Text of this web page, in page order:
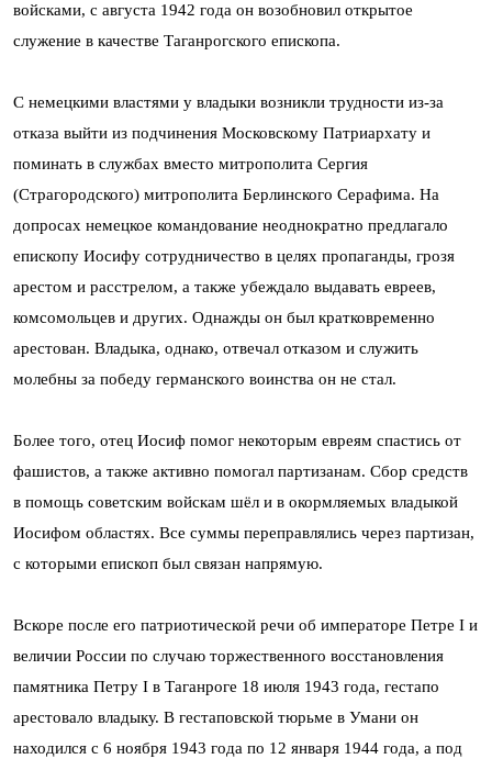
войсками, с августа 1942 года он возобновил открытое
служение в качестве Таганрогского епископа.
С немецкими властями у владыки возникли трудности из-за
отказа выйти из подчинения Московскому Патриархату и
поминать в службах вместо митрополита Сергия
(Страгородского) митрополита Берлинского Серафима. На
допросах немецкое командование неоднократно предлагало
епископу Иосифу сотрудничество в целях пропаганды, грозя
арестом и расстрелом, а также убеждало выдавать евреев,
комсомольцев и других. Однажды он был кратковременно
арестован. Владыка, однако, отвечал отказом и служить
молебны за победу германского воинства он не стал.
Более того, отец Иосиф помог некоторым евреям спастись от
фашистов, а также активно помогал партизанам. Сбор средств
в помощь советским войскам шёл и в окормляемых владыкой
Иосифом областях. Все суммы переправлялись через партизан,
с которыми епископ был связан напрямую.
Вскоре после его патриотической речи об императоре Петре I и
величии России по случаю торжественного восстановления
памятника Петру I в Таганроге 18 июля 1943 года, гестапо
арестовало владыку. В гестаповской тюрьме в Умани он
находился с 6 ноября 1943 года по 12 января 1944 года, а под